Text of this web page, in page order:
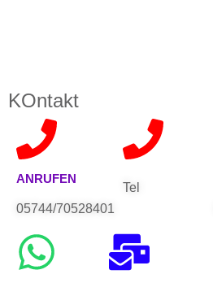
KOntakt
ANRUFEN
05744/70528401
Tel